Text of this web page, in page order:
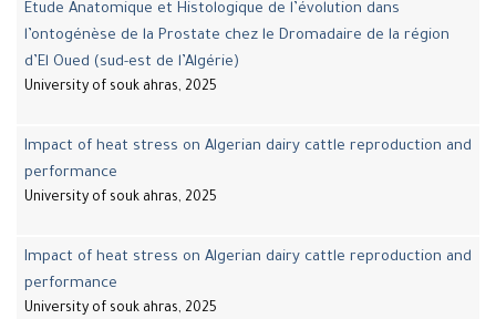
Etude Anatomique et Histologique de l’évolution dans
l’ontogénèse de la Prostate chez le Dromadaire de la région
d’El Oued (sud-est de l’Algérie)
University of souk ahras, 2025
Impact of heat stress on Algerian dairy cattle reproduction and
performance
University of souk ahras, 2025
Impact of heat stress on Algerian dairy cattle reproduction and
performance
University of souk ahras, 2025